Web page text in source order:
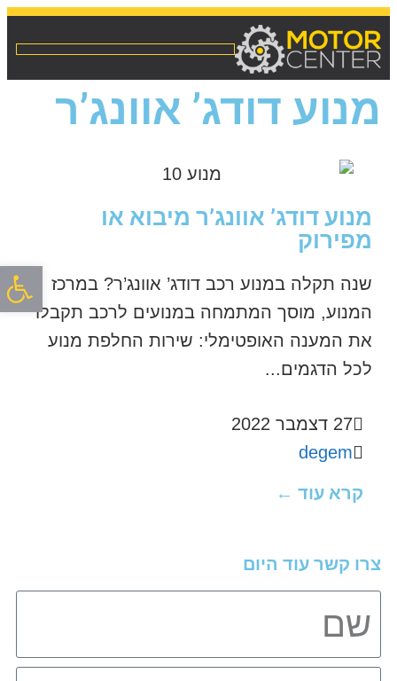
פתח
מנוע דודג’ אוונג’ר
מנוע דודג’ אוונג’ר מיבוא או
מפירוק
שנה תקלה במנוע רכב דודג’ אוונג’ר? במרכז
המנוע, מוסך המתמחה במנועים לרכב תקבלו
את המענה האופטימלי: שירות החלפת מנוע
לכל הדגמים...
27 דצמבר 2022
degem
קרא עוד ←
צרו קשר עוד היום